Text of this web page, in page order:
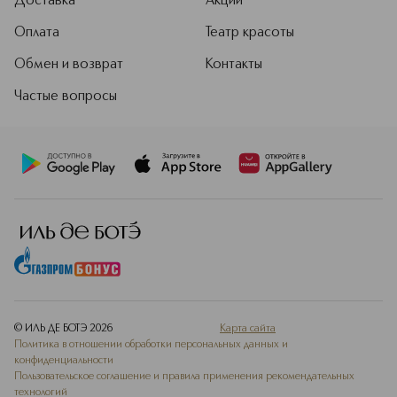
Оплата
Обмен и возврат
Частые вопросы
Театр красоты
Контакты
© ИЛЬ ДЕ БОТЭ 2026
Карта сайта
Политика в отношении обработки персональных данных и
конфиденциальности
Пользовательское соглашение и правила применения рекомендательных
технологий